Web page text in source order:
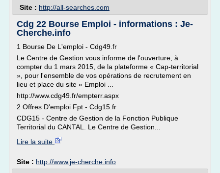
Site : http://all-searches.com
Cdg 22 Bourse Emploi - informations : Je-
Cherche.info
1 Bourse De L'emploi - Cdg49.fr
Le Centre de Gestion vous informe de l'ouverture, à
compter du 1 mars 2015, de la plateforme « Cap-territorial
», pour l'ensemble de vos opérations de recrutement en
lieu et place du site « Emploi ...
http://www.cdg49.fr/empterr.aspx
2 Offres D'emploi Fpt - Cdg15.fr
CDG15 - Centre de Gestion de la Fonction Publique
Territorial du CANTAL. Le Centre de Gestion...
Lire la suite
Site : http://www.je-cherche.info